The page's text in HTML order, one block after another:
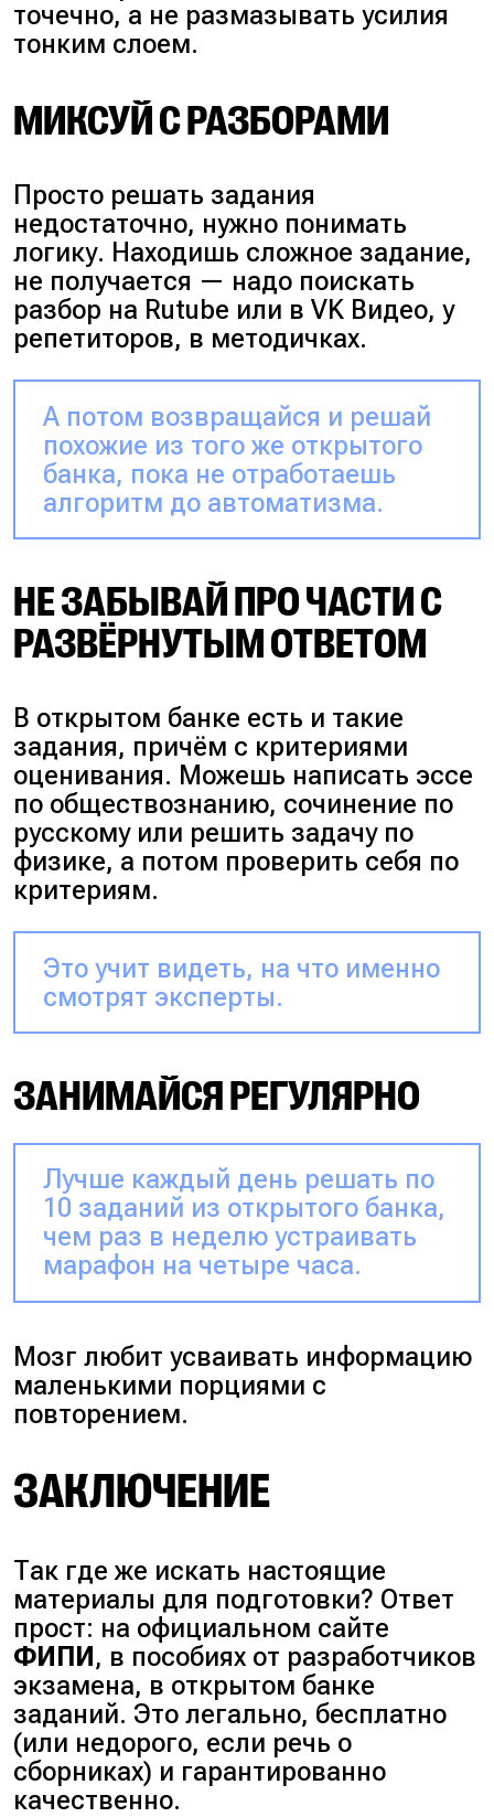
точечно, а не размазывать усилия
тонким слоем.
МИКСУЙ С РАЗБОРАМИ
Просто решать задания
недостаточно, нужно понимать
логику. Находишь сложное задание,
не получается — надо поискать
разбор на Rutube или в VK Видео, у
репетиторов, в методичках.
А потом возвращайся и решай
похожие из того же открытого
банка, пока не отработаешь
алгоритм до автоматизма.
НЕ ЗАБЫВАЙ ПРО ЧАСТИ С
РАЗВЁРНУТЫМ ОТВЕТОМ
В открытом банке есть и такие
задания, причём с критериями
оценивания. Можешь написать эссе
по обществознанию, сочинение по
русскому или решить задачу по
физике, а потом проверить себя по
критериям.
Это учит видеть, на что именно
смотрят эксперты.
ЗАНИМАЙСЯ РЕГУЛЯРНО
Лучше каждый день решать по
10 заданий из открытого банка,
чем раз в неделю устраивать
марафон на четыре часа.
Мозг любит усваивать информацию
маленькими порциями с
повторением.
ЗАКЛЮЧЕНИЕ
Так где же искать настоящие
материалы для подготовки? Ответ
прост: на официальном сайте
ФИПИ, в пособиях от разработчиков
экзамена, в открытом банке
заданий. Это легально, бесплатно
(или недорого, если речь о
сборниках) и гарантированно
качественно.